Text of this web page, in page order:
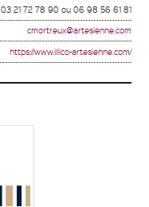
03 21 72 78 90 ou 06 98 56 61 81
cmortreux@artesienne.com
https://www.illico-artesienne.com/